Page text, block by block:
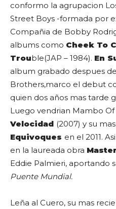
conformo la agrupacion
Street Boys -formada por
Compañia de Bobby
albums como Cheek To
Trouble(JAP – 1984). En
album grabado despues
Brothers,marco el debut
quien dos años mas tarde
Luego vendrian Mambo Of
Velocidad (2007) y su
Equivoques en el 2011.
en la laureada obra
Eddie Palmieri, aportando
Puente Mundial.
Leña al Cuero, su mas